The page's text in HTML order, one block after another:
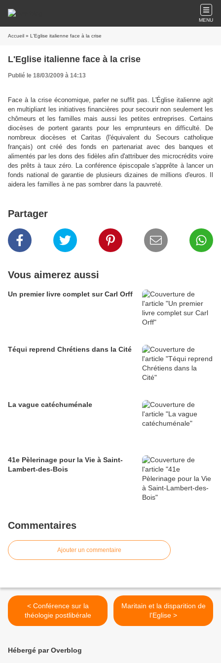
MENU
Accueil » L'Eglise italienne face à la crise
L'Eglise italienne face à la crise
Publié le 18/03/2009 à 14:13
Face à la crise économique, parler ne suffit pas. L'Église italienne agit
en multipliant les initiatives financières pour secourir non seulement les
chômeurs et les familles mais aussi les petites entreprises. Certains
diocèses de portent garants pour les emprunteurs en difficulté. De
nombreux diocèses et Caritas (l'équivalent du Secours catholique
français) ont créé des fonds en partenariat avec des banques et
alimentés par les dons des fidèles afin d'attribuer des microcrédits voire
des prêts à taux zéro. La conférence épiscopale s'apprête à lancer un
fonds national de garantie de plusieurs dizaines de millions d'euros. Il
aidera les familles à ne pas sombrer dans la pauvreté.
Partager
Vous aimerez aussi
Un premier livre complet sur Carl Orff
Téqui reprend Chrétiens dans la Cité
La vague catéchuménale
41e Pèlerinage pour la Vie à Saint-
Lambert-des-Bois
Commentaires
Ajouter un commentaire
< Conférence sur la
théologie postlibérale
Maritain et la disparition de
l'Eglise >
Hébergé par Overblog